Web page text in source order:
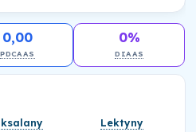
0,00
PDCAAS
0%
DIAAS
Lektyny